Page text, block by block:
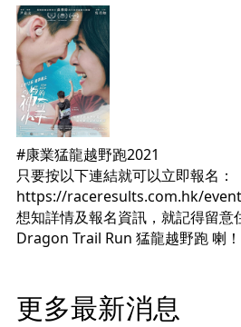
#康業猛龍越野跑2021
只要按以下連結就可以立即報名：
https://raceresults.com.hk/
想知詳情及報名資訊，就記得留意
Dragon Trail Run 猛龍越野跑 喇！
更多最新消息